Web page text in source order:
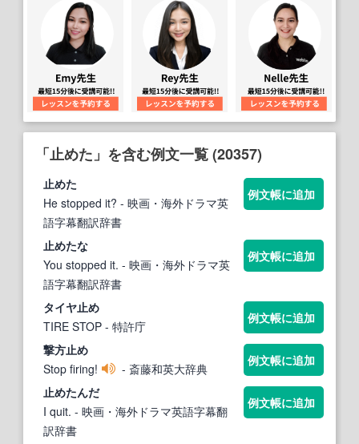
「止めた」を含む例文一覧 (20357)
止めた
He stopped it? - 映画・海外ドラマ英
語字幕翻訳辞書
例文帳に追加
止めたな
You stopped it. - 映画・海外ドラマ英
語字幕翻訳辞書
例文帳に追加
タイヤ止め
TIRE STOP - 特許庁
例文帳に追加
撃方止め
Stop firing!
- 斎藤和英大辞典
例文帳に追加
止めたんだ
I quit. - 映画・海外ドラマ英語字幕翻
訳辞書
例文帳に追加